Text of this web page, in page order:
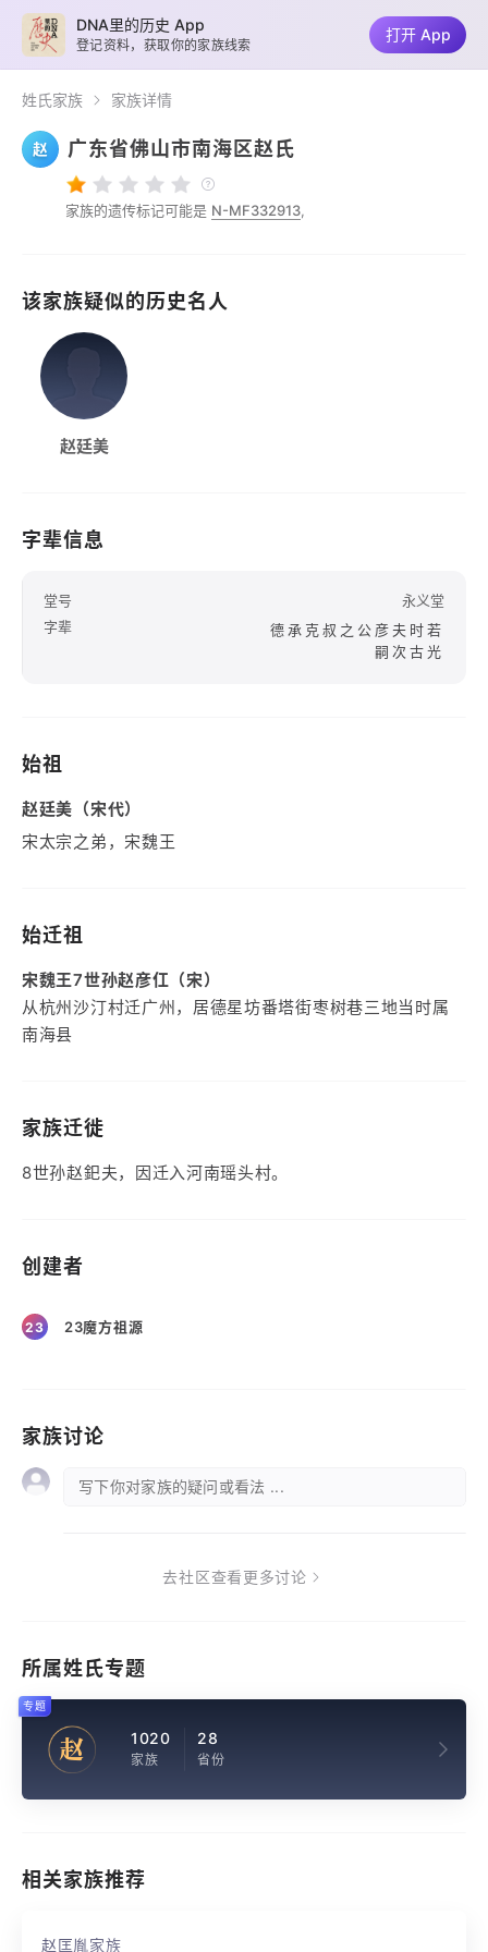
姓氏家族 家族详情
赵 广东省佛山市南海区赵氏
家族的遗传标记可能是 N-MF332913,
该家族疑似的历史名人
赵廷美
字辈信息
堂号
永义堂
字辈
德承克叔之公彦夫时若
嗣次古光
始祖
赵廷美（宋代）
宋太宗之弟，宋魏王
始迁祖
宋魏王7世孙赵彦仜（宋）
从杭州沙汀村迁广州，居德星坊番塔街枣树巷三地当时属
南海县
家族迁徙
8世孙赵釲夫，因迁入河南瑶头村。
创建者
23 23魔方祖源
家族讨论
写下你对家族的疑问或看法 ...
去社区查看更多讨论
所属姓氏专题
赵 1020
家族
28
省份
专题
相关家族推荐
赵匡胤家族
DNA里的历史 App
登记资料，获取你的家族线索
打开 App